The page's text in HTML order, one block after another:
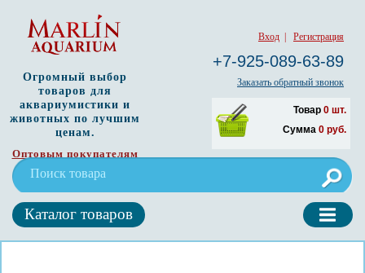
Вход Регистрация
+7-925-089-63-89
Заказать обратный звонок
Товар 0 шт.
Сумма 0 руб.
Огромный выбор
товаров для
аквариумистики и
животных по лучшим
ценам.
Оптовым покупателям
Каталог товаров